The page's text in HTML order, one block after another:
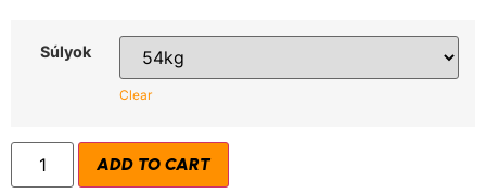
Súlyok
Clear
ADD TO CART